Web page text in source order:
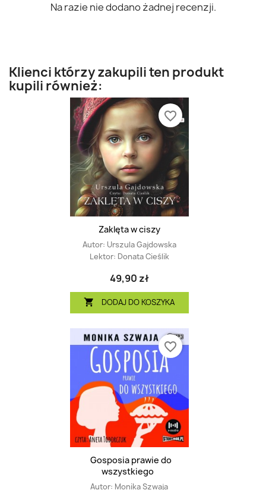
Na razie nie dodano żadnej recenzji.
Klienci którzy zakupili ten produkt
kupili również:
Zaklęta w ciszy
Autor: Urszula Gajdowska
Lektor: Donata Cieślik
49,90 zł
 DODAJ DO KOSZYKA
favorite_border
Gosposia prawie do
wszystkiego
Autor: Monika Szwaja
favorite_border